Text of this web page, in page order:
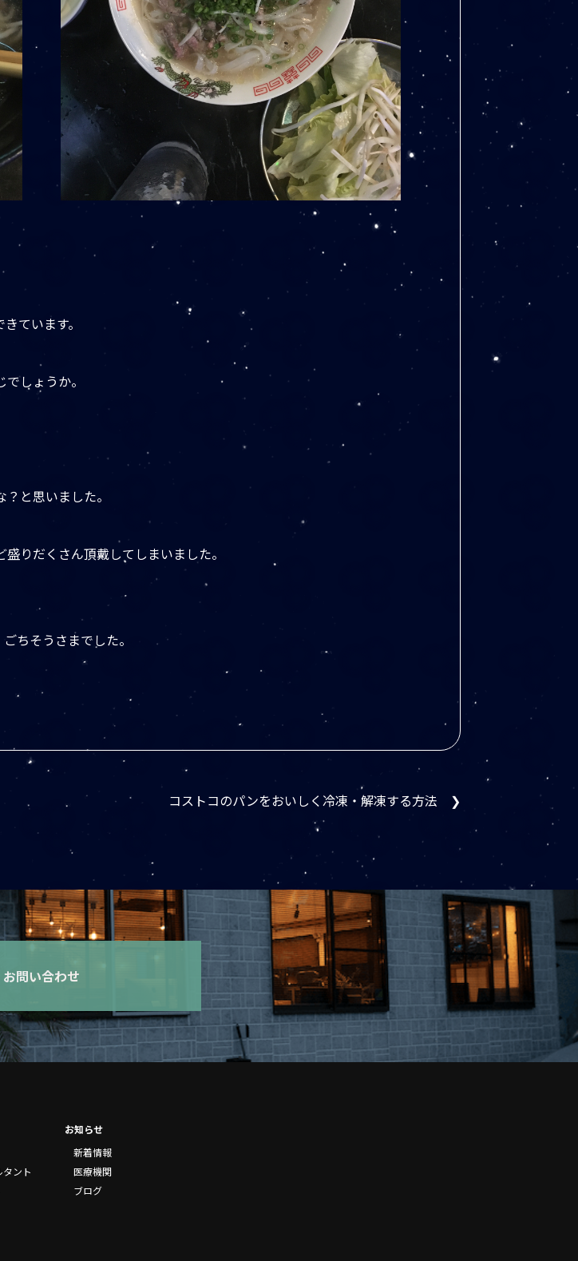
ています。
しょうか。
と思いました。
りだくさん頂戴してしまいました。
ちそうさまでした。
コストコのパンをおいしく冷凍・解凍する方法 ❯
お問い合わせ
ント
お知らせ
新着情報
医療機関
ブログ